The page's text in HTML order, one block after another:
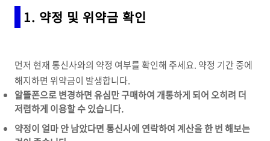
1. 약정 및 위약금 확인
먼저 현재 통신사와의 약정 여부를 확인해 주세요. 약정 기간 중에
해지하면 위약금이 발생합니다.
알뜰폰으로 변경하면 유심만 구매하여 개통하게 되어 오히려 더
저렴하게 이용할 수 있습니다.
약정이 얼마 안 남았다면 통신사에 연락하여 계산을 한 번 해보는